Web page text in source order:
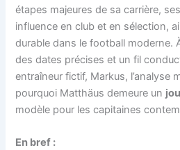
étapes majeures de sa carrière,
influence en club et en sélection,
durable dans le football moderne.
des dates précises et un fil
entraîneur fictif, Markus, l’analyse
pourquoi Matthäus demeure un
modèle pour les capitaines
En bref :